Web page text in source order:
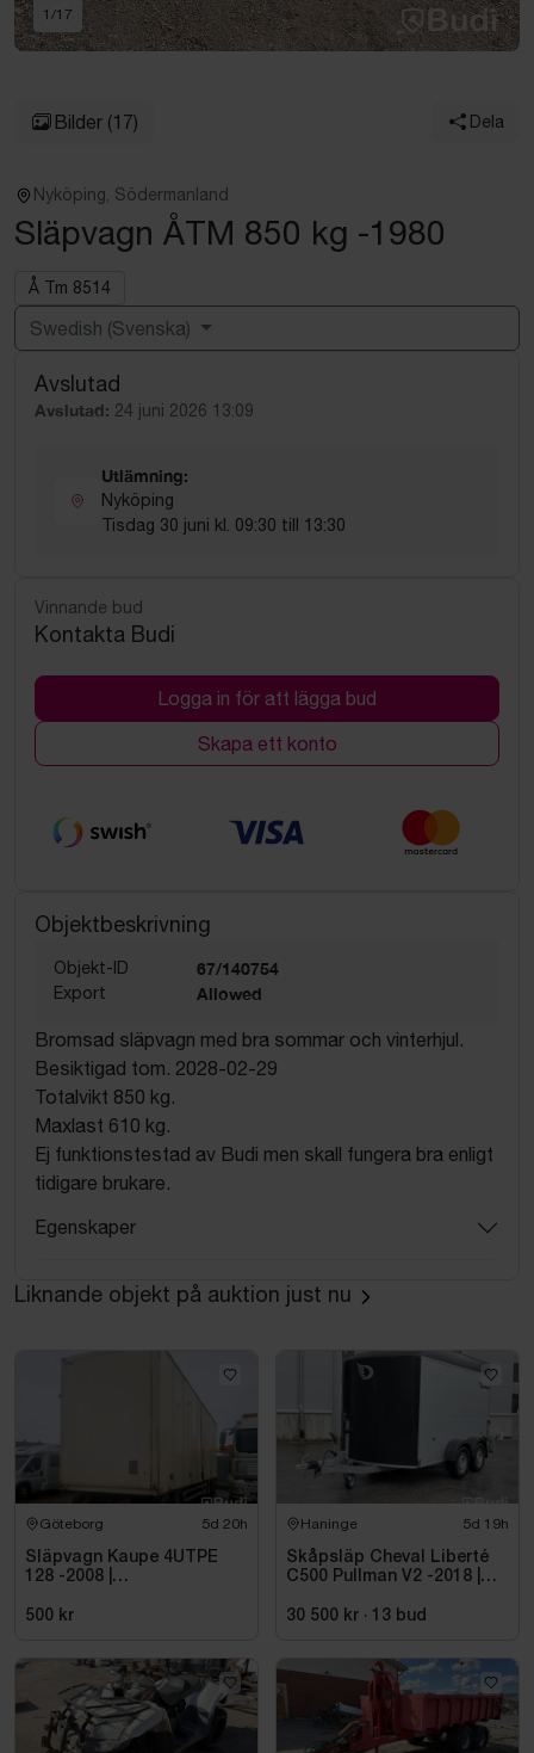
1 /17
Bilder (17) Dela
Nyköping, Södermanland
Släpvagn ÅTM 850 kg -1980
Å Tm 8514
Swedish (Svenska)
Powered by
Avslutad
Avslutad: 24 juni 2026 13:09
Utlämning:
Nyköping
Tisdag 30 juni kl. 09:30 till 13:30
Vinnande bud
Kontakta Budi
Logga in för att lägga bud
Skapa ett konto
Objektbeskrivning
Objekt-ID 67/140754
Export Allowed
Bromsad släpvagn med bra sommar och vinterhjul.
Besiktigad tom. 2028-02-29
Totalvikt 850 kg.
Maxlast 610 kg.
Ej funktionstestad av Budi men skall fungera bra enligt
tidigare brukare.
Egenskaper
Liknande objekt på auktion just nu
Göteborg 5d 20h
Släpvagn Kaupe 4UTPE
128 -2008 |
500 kr
Haninge 5d 19h
Skåpsläp Cheval Liberté
C500 Pullman V2 -2018 |
30 500 kr · 13 bud